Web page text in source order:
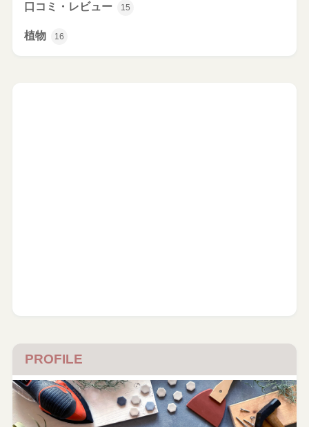
口コミ・レビュー 15
植物 16
PROFILE